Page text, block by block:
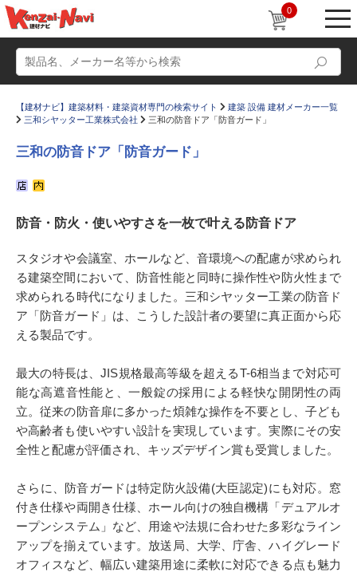
0
かたなび コラム
すまいリング 設計士インタビュー
Q＆A 販売・施工代理店募集
お気に入り
【建材ナビ】建築材料・建築資材専門の検索サイト
建築 設備 建材メーカー一覧
三和シヤッター工業株式会社
三和の防音ドア「防音ガード」
三和の防音ドア「防音ガード」
防音・防火・使いやすさを一枚で叶える防音ドア
スタジオや会議室、ホールなど、音環境への配慮が求められ
る建築空間において、防音性能と同時に操作性や防火性まで
求められる時代になりました。三和シヤッター工業の防音ド
ア「防音ガード」は、こうした設計者の要望に真正面から応
える製品です。
最大の特長は、JIS規格最高等級を超えるT-6相当まで対応可
能な高遮音性能と、一般錠の採用による軽快な開閉性の両
立。従来の防音扉に多かった煩雑な操作を不要とし、子ども
や高齢者も使いやすい設計を実現しています。実際にその安
全性と配慮が評価され、キッズデザイン賞も受賞しました。
さらに、防音ガードは特定防火設備(大臣認定)にも対応。窓
付き仕様や両開き仕様、ホール向けの独自機構「デュアルオ
ープンシステム」など、用途や法規に合わせた多彩なライン
アップを揃えています。放送局、大学、庁舎、ハイグレード
オフィスなど、幅広い建築用途に柔軟に対応できる点も魅力